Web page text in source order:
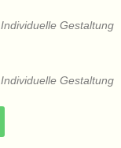
Individuelle Gestaltung
Individuelle Gestaltung